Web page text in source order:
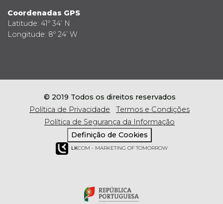
Coordenadas GPS
Latitude: 41º 34’ N
Longitude: 8º 24’ W
© 2019 Todos os direitos reservados
Política de Privacidade
Termos e Condições
Política de Segurança da Informação
Definição de Cookies
LKCOM - MARKETING OF TOMORROW